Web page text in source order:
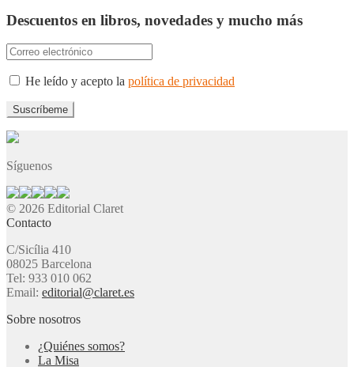
Descuentos en libros, novedades y mucho más
He leído y acepto la política de privacidad
Síguenos
© 2026 Editorial Claret
Contacto
C/Sicília 410
08025 Barcelona
Tel: 933 010 062
Email: editorial@claret.es
Sobre nosotros
¿Quiénes somos?
La Misa